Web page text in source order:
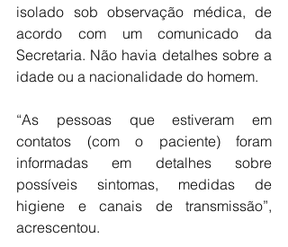
isolado sob observação médica, de
acordo com um comunicado da
Secretaria. Não havia detalhes sobre a
idade ou a nacionalidade do homem.
“As pessoas que estiveram em
contatos (com o paciente) foram
informadas em detalhes sobre
possíveis sintomas, medidas de
higiene e canais de transmissão”,
acrescentou.